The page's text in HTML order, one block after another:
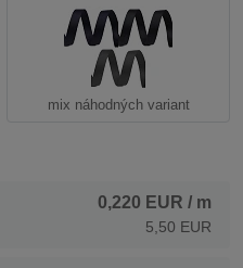
mix náhodných variant
0,220 EUR / m
5,50 EUR